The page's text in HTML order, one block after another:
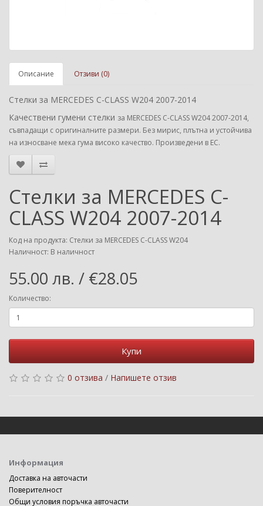
Описание Отзиви (0)
Стелки за MERCEDES C-CLASS W204 2007-2014
Качествени гумени стелки за MERCEDES C-CLASS W204 2007-2014,
съвпадащи с оригиналните размери. Без мирис, плътна и устойчива
на износване мека гума високо качество. Произведени в ЕС.
Стелки за MERCEDES C-
CLASS W204 2007-2014
Код на продукта: Стелки за MERCEDES C-CLASS W204
Наличност: В наличност
55.00 лв. / €28.05
Количество:
Купи
0 отзива / Напишете отзив
Информация
Доставка на авточасти
Поверителност
Общи условия поръчка авточасти